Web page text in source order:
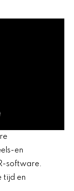
en
software.
tijd en